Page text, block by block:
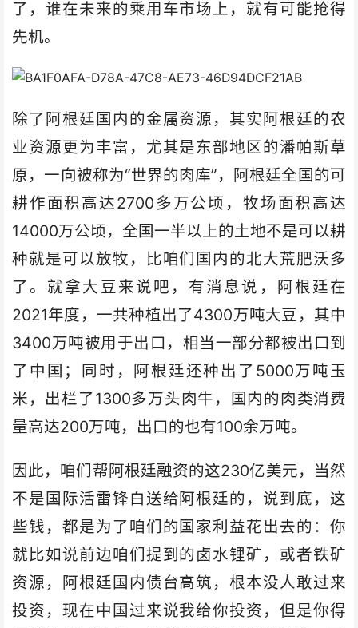
了，谁在未来的乘用车市场上，就有可能抢得
先机。
除了阿根廷国内的金属资源，其实阿根廷的农
业资源更为丰富，尤其是东部地区的潘帕斯草
原，一向被称为“世界的肉库”，阿根廷全国的可
耕作面积高达2700多万公顷，牧场面积高达
14000万公顷，全国一半以上的土地不是可以耕
种就是可以放牧，比咱们国内的北大荒肥沃多
了。就拿大豆来说吧，有消息说，阿根廷在
2021年度，一共种植出了4300万吨大豆，其中
3400万吨被用于出口，相当一部分都被出口到
了中国；同时，阿根廷还种出了5000万吨玉
米，出栏了1300多万头肉牛，国内的肉类消费
量高达200万吨，出口的也有100余万吨。
因此，咱们帮阿根廷融资的这230亿美元，当然
不是国际活雷锋白送给阿根廷的，说到底，这
些钱，都是为了咱们的国家利益花出去的：你
就比如说前边咱们提到的卤水锂矿，或者铁矿
资源，阿根廷国内债台高筑，根本没人敢过来
投资，现在中国过来说我给你投资，但是你得